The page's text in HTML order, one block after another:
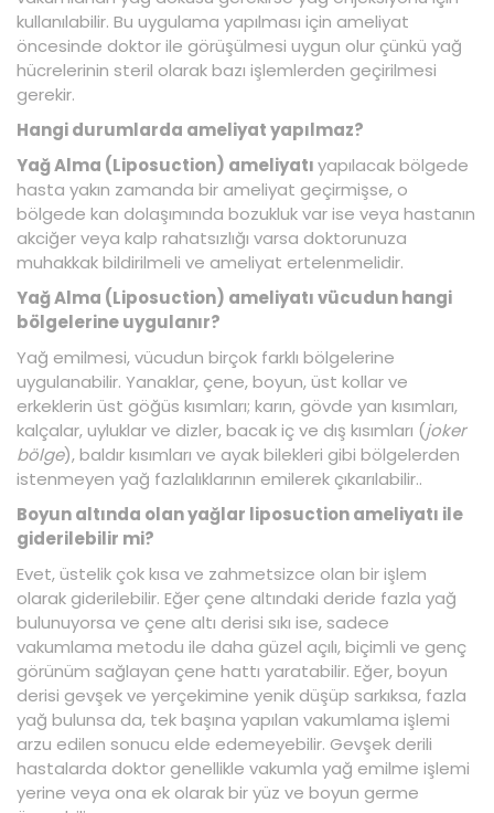
kullanılabilir. Bu uygulama yapılması için ameliyat
öncesinde doktor ile görüşülmesi uygun olur çünkü yağ
hücrelerinin steril olarak bazı işlemlerden geçirilmesi
gerekir.
Hangi durumlarda ameliyat yapılmaz?
Yağ Alma (Liposuction) ameliyatıyapılacak bölgede
hasta yakın zamanda bir ameliyat geçirmişse, o
bölgede kan dolaşımında bozukluk var ise veya hastanın
akciğer veya kalp rahatsızlığı varsa doktorunuza
muhakkak bildirilmeli ve ameliyat ertelenmelidir.
Yağ Alma (Liposuction) ameliyatı vücudun hangi
bölgelerine uygulanır?
Yağ emilmesi, vücudun birçok farklı bölgelerine
uygulanabilir. Yanaklar, çene, boyun, üst kollar ve
erkeklerin üst göğüs kısımları; karın, gövde yan kısımları,
kalçalar, uyluklar ve dizler, bacak iç ve dış kısımları (joker
bölge), baldır kısımları ve ayak bilekleri gibi bölgelerden
istenmeyen yağ fazlalıklarının emilerek çıkarılabilir..
Boyun altında olan yağlar liposuction ameliyatı ile
giderilebilir mi?
Evet, üstelik çok kısa ve zahmetsizce olan bir işlem
olarak giderilebilir. Eğer çene altındaki deride fazla yağ
bulunuyorsa ve çene altı derisi sıkı ise, sadece
vakumlama metodu ile daha güzel açılı, biçimli ve genç
görünüm sağlayan çene hattı yaratabilir. Eğer, boyun
derisi gevşek ve yerçekimine yenik düşüp sarkıksa, fazla
yağ bulunsa da, tek başına yapılan vakumlama işlemi
arzu edilen sonucu elde edemeyebilir. Gevşek derili
hastalarda doktor genellikle vakumla yağ emilme işlemi
yerine veya ona ek olarak bir yüz ve boyun germe